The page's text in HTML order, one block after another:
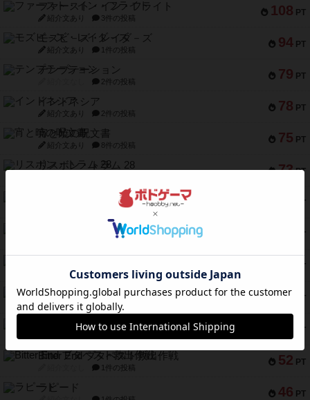
108 PT
ファースト・イン・フライト
紹介文あり 3件の投稿
94 PT
モズビ－ズ・レイダ－ズ
紹介文あり 1件の投稿
79 PT
テンプテーション
2件の投稿
78 PT
インドネシア
紹介文あり 2件の投稿
75 PT
宵と暁の呪文書
紹介文あり 8件の投稿
73 PT
リスボン・トラム 28
PT
1件の投稿
PT
1件の投稿
PT
紹介文なし 1件の投稿
59 PT
スモールワールド
紹介文あり 13件の投稿
PT
ギャンブラー
52 PT
Bitter End ブタペスト救出作戦
1件の投稿
46 PT
ラピード